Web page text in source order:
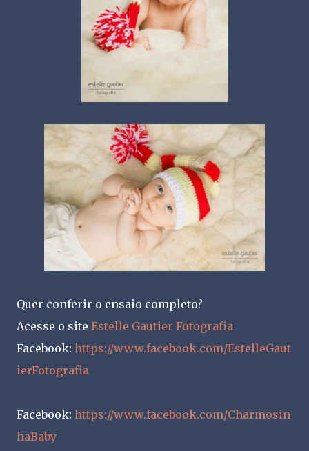
Quer conferir o ensaio completo?
Acesse o site Estelle Gautier Fotografia
Facebook: https://www.facebook.com/EstelleGaut
ierFotografia
Facebook: https://www.facebook.com/Charmosin
haBaby